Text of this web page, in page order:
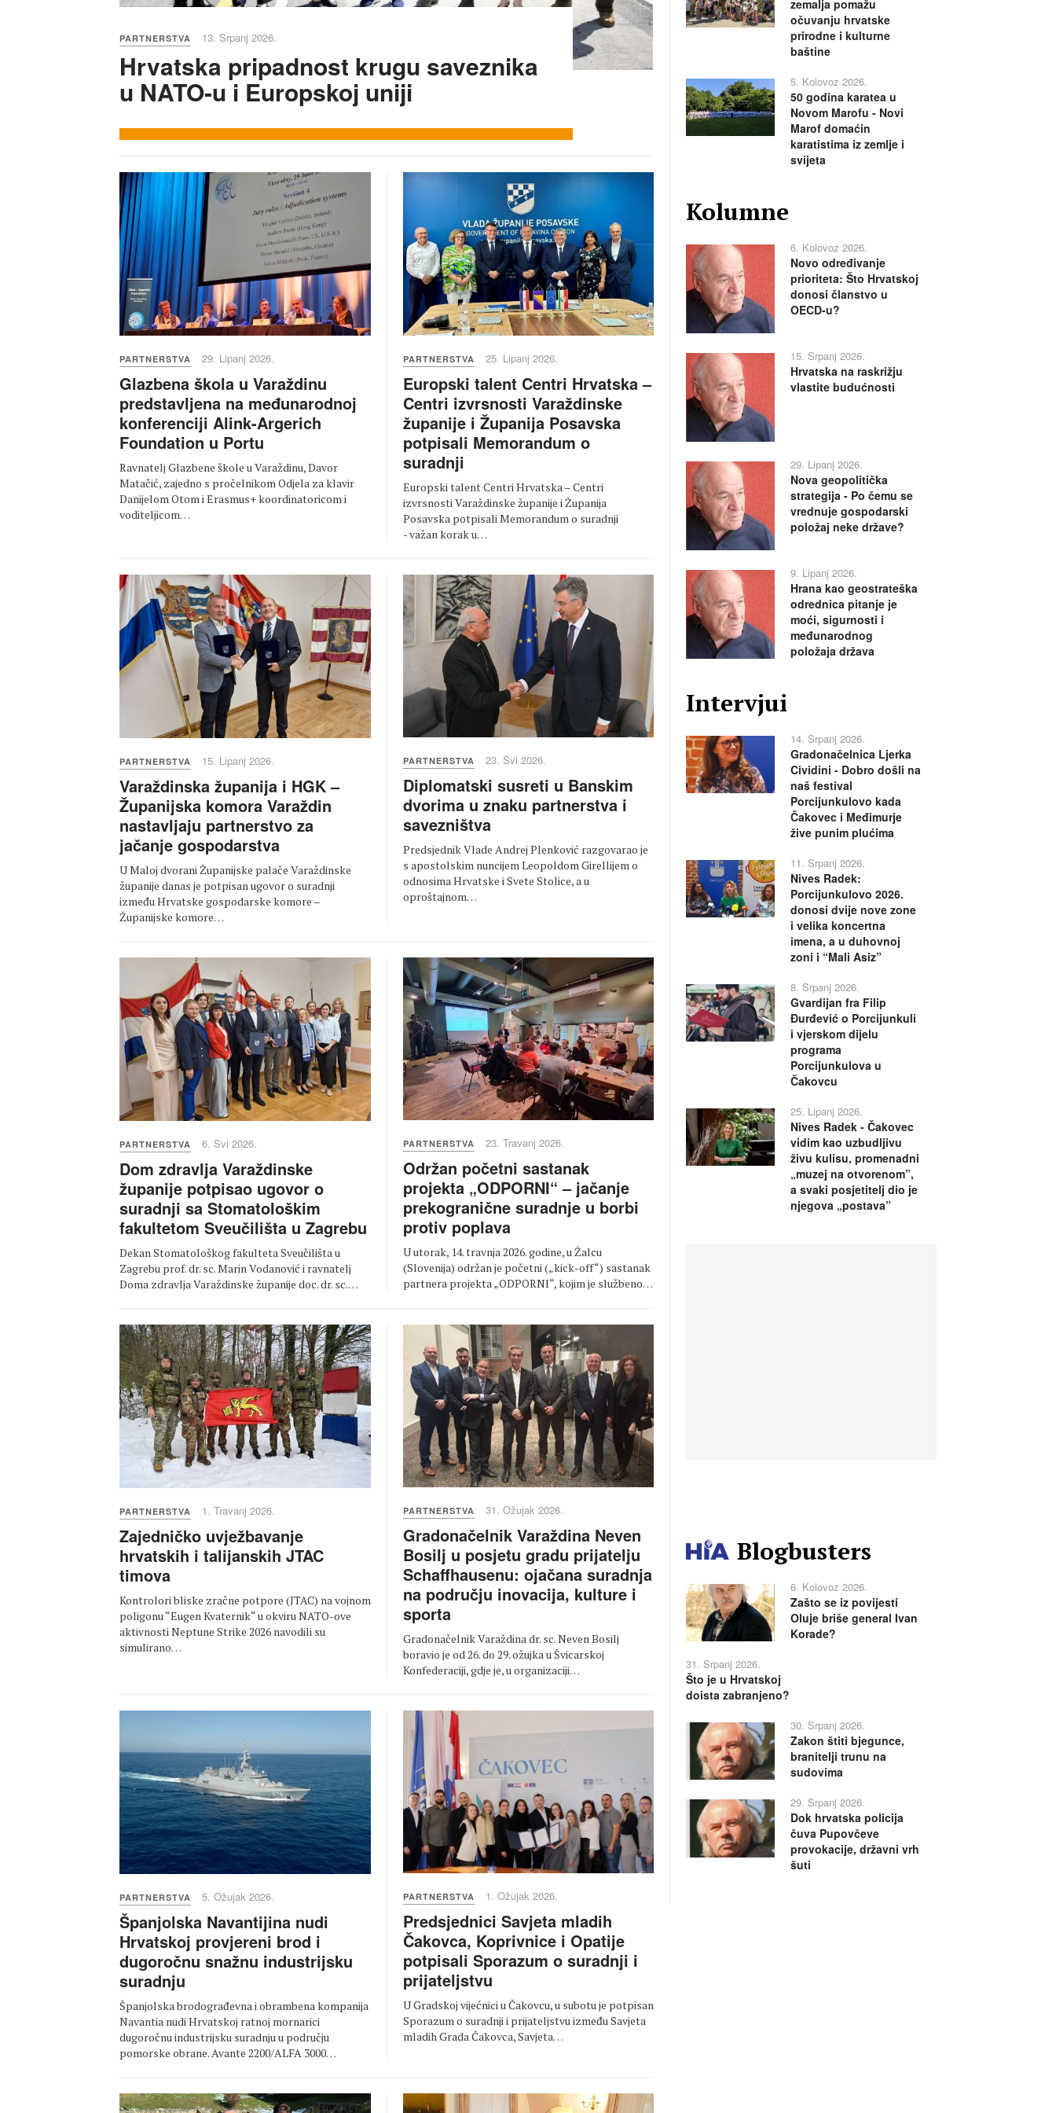
PARTNERSTVA 13. Srpanj 2026.
Hrvatska pripadnost krugu saveznika
u NATO-u i Europskoj uniji
PARTNERSTVA 29. Lipanj 2026.
Glazbena škola u Varaždinu
predstavljena na međunarodnoj
konferenciji Alink-Argerich
Foundation u Portu
Ravnatelj Glazbene škole u Varaždinu, Davor
Matačić, zajedno s pročelnikom Odjela za klavir
Danijelom Otom i Erasmus+ koordinatoricom i
voditeljicom…
PARTNERSTVA 25. Lipanj 2026.
Europski talent Centri Hrvatska –
Centri izvrsnosti Varaždinske
županije i Županija Posavska
potpisali Memorandum o
suradnji
Europski talent Centri Hrvatska – Centri
izvrsnosti Varaždinske županije i Županija
Posavska potpisali Memorandum o suradnji
- važan korak u…
PARTNERSTVA 15. Lipanj 2026.
Varaždinska županija i HGK –
Županijska komora Varaždin
nastavljaju partnerstvo za
jačanje gospodarstva
U Maloj dvorani Županijske palače Varaždinske
županije danas je potpisan ugovor o suradnji
između Hrvatske gospodarske komore –
Županijske komore…
PARTNERSTVA 23. Svi 2026.
Diplomatski susreti u Banskim
dvorima u znaku partnerstva i
savezništva
Predsjednik Vlade Andrej Plenković razgovarao je
s apostolskim nuncijem Leopoldom Girellijem o
odnosima Hrvatske i Svete Stolice, a u
oproštajnom…
PARTNERSTVA 6. Svi 2026.
Dom zdravlja Varaždinske
županije potpisao ugovor o
suradnji sa Stomatološkim
fakultetom Sveučilišta u Zagrebu
Dekan Stomatološkog fakulteta Sveučilišta u
Zagrebu prof. dr. sc. Marin Vodanović i ravnatelj
Doma zdravlja Varaždinske županije doc. dr. sc.…
PARTNERSTVA 23. Travanj 2026.
Održan početni sastanak
projekta „ODPORNI“ – jačanje
prekogranične suradnje u borbi
protiv poplava
U utorak, 14. travnja 2026. godine, u Žalcu
(Slovenija) održan je početni („kick-off“) sastanak
partnera projekta „ODPORNI“, kojim je službeno…
PARTNERSTVA 1. Travanj 2026.
Zajedničko uvježbavanje
hrvatskih i talijanskih JTAC
timova
Kontrolori bliske zračne potpore (JTAC) na vojnom
poligonu “Eugen Kvaternik“ u okviru NATO-ove
aktivnosti Neptune Strike 2026 navodili su
simulirano…
PARTNERSTVA 31. Ožujak 2026.
Gradonačelnik Varaždina Neven
Bosilj u posjetu gradu prijatelju
Schaffhausenu: ojačana suradnja
na području inovacija, kulture i
sporta
Gradonačelnik Varaždina dr. sc. Neven Bosilj
boravio je od 26. do 29. ožujka u Švicarskoj
Konfederaciji, gdje je, u organizaciji…
PARTNERSTVA 5. Ožujak 2026.
Španjolska Navantijina nudi
Hrvatskoj provjereni brod i
dugoročnu snažnu industrijsku
suradnju
Španjolska brodograđevna i obrambena kompanija
Navantia nudi Hrvatskoj ratnoj mornarici
dugoročnu industrijsku suradnju u području
pomorske obrane. Avante 2200/ALFA 3000…
PARTNERSTVA 1. Ožujak 2026.
Predsjednici Savjeta mladih
Čakovca, Koprivnice i Opatije
potpisali Sporazum o suradnji i
prijateljstvu
U Gradskoj vijećnici u Čakovcu, u subotu je potpisan
Sporazum o suradnji i prijateljstvu između Savjeta
mladih Grada Čakovca, Savjeta…
zemalja pomažu
očuvanju hrvatske
prirodne i kulturne
baštine
5. Kolovoz 2026.
50 godina karatea u
Novom Marofu - Novi
Marof domaćin
karatistima iz zemlje i
svijeta
Kolumne
6. Kolovoz 2026.
Novo određivanje
prioriteta: Što Hrvatskoj
donosi članstvo u
OECD-u?
15. Srpanj 2026.
Hrvatska na raskrižju
vlastite budućnosti
29. Lipanj 2026.
Nova geopolitička
strategija - Po čemu se
vrednuje gospodarski
položaj neke države?
9. Lipanj 2026.
Hrana kao geostrateška
odrednica pitanje je
moći, sigurnosti i
međunarodnog
položaja država
Intervjui
14. Srpanj 2026.
Gradonačelnica Ljerka
Cividini - Dobro došli na
naš festival
Porcijunkulovo kada
Čakovec i Međimurje
žive punim plućima
11. Srpanj 2026.
Nives Radek:
Porcijunkulovo 2026.
donosi dvije nove zone
i velika koncertna
imena, a u duhovnoj
zoni i “Mali Asiz”
8. Srpanj 2026.
Gvardijan fra Filip
Đurđević o Porcijunkuli
i vjerskom dijelu
programa
Porcijunkulova u
Čakovcu
25. Lipanj 2026.
Nives Radek - Čakovec
vidim kao uzbudljivu
živu kulisu, promenadni
„muzej na otvorenom”,
a svaki posjetitelj dio je
njegova „postava”
Blogbusters
6. Kolovoz 2026.
Zašto se iz povijesti
Oluje briše general Ivan
Korade?
31. Srpanj 2026.
Što je u Hrvatskoj
doista zabranjeno?
30. Srpanj 2026.
Zakon štiti bjegunce,
branitelji trunu na
sudovima
29. Srpanj 2026.
Dok hrvatska policija
čuva Pupovčeve
provokacije, državni vrh
šuti